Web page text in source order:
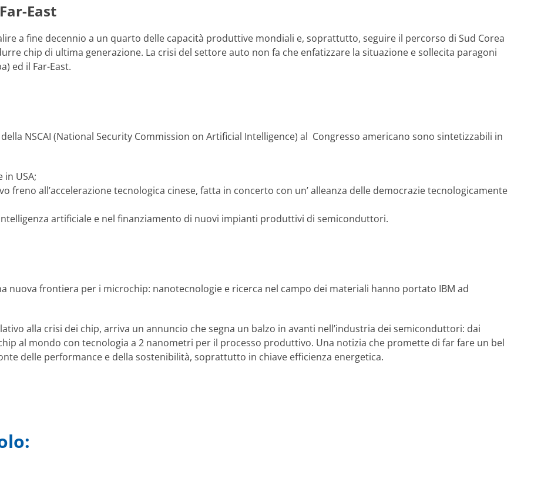
East
a fine decennio a un quarto delle capacità produttive mondiali e, soprattutto, seguire il percorso di Sud Corea
chip di ultima generazione. La crisi del settore auto non fa che enfatizzare la situazione e sollecita paragoni
ed il Far-East.
NSCAI (National Security Commission on Artificial Intelligence) al Congresso americano sono sintetizzabili in
USA;
freno all’accelerazione tecnologica cinese, fatta in concerto con un’ alleanza delle democrazie tecnologicamente
artificiale e nel finanziamento di nuovi impianti produttivi di semiconduttori.
nuova frontiera per i microchip: nanotecnologie e ricerca nel campo dei materiali hanno portato IBM ad
alla crisi dei chip, arriva un annuncio che segna un balzo in avanti nell’industria dei semiconduttori: dai
al mondo con tecnologia a 2 nanometri per il processo produttivo. Una notizia che promette di far fare un bel
delle performance e della sostenibilità, soprattutto in chiave efficienza energetica.